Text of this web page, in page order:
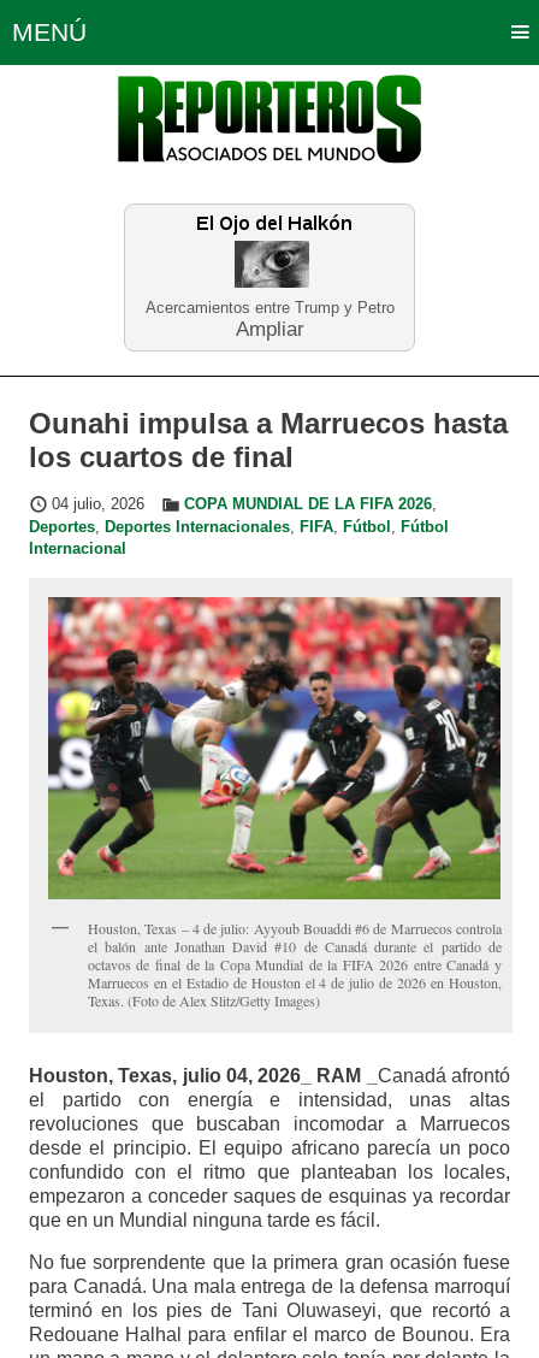
Acercamientos entre Trump y Petro
Ampliar
MENÚ
Política Opinión Bogotá
Planeta Tierra Deportes
Educación Neira
Ounahi impulsa a Marruecos hasta
los cuartos de final
04 julio, 2026 COPA MUNDIAL DE LA FIFA 2026,
Deportes, Deportes Internacionales, FIFA, Fútbol , Fútbol
Internacional
Houston, Texas – 4 de julio: Ayyoub Bouaddi #6 de Marruecos controla
el balón ante Jonathan David #10 de Canadá durante el partido de
octavos de final de la Copa Mundial de la FIFA 2026 entre Canadá y
Marruecos en el Estadio de Houston el 4 de julio de 2026 en Houston,
Texas. (Foto de Alex Slitz/Getty Images)
Houston, Texas, julio 04, 2026_ RAM _ Canadá afrontó
el partido con energía e intensidad, unas altas
revoluciones que buscaban incomodar a Marruecos
desde el principio. El equipo africano parecía un poco
confundido con el ritmo que planteaban los locales,
empezaron a conceder saques de esquinas ya recordar
que en un Mundial ninguna tarde es fácil.
No fue sorprendente que la primera gran ocasión fuese
para Canadá. Una mala entrega de la defensa marroquí
terminó en los pies de Tani Oluwaseyi, que recortó a
Redouane Halhal para enfilar el marco de Bounou. Era